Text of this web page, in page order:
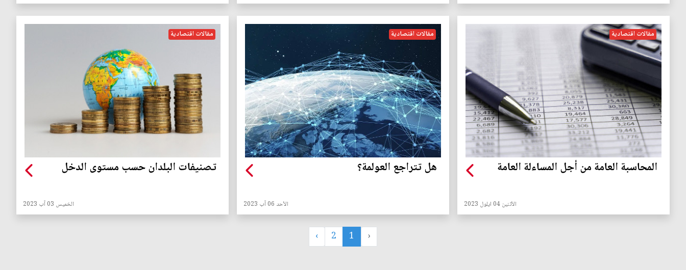
مقالات اقتصادية
المحاسبة العامة من أجل المساءلة العامة
الأثنين 04 ايلول 2023
مقالات اقتصادية
هل تتراجع العولمة؟
الأحد 06 آب 2023
مقالات اقتصادية
تصنيفات البلدان حسب مستوى الدخل
الخميس 03 آب 2023
‹
1
2
›